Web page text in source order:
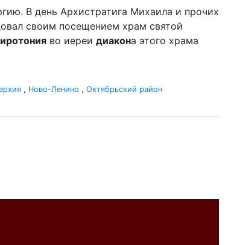
В день Архистратига Михаила и прочих
своим посещением храм святой
во иереи диакона этого храма
, Ново-Ленино , Октябрьский район